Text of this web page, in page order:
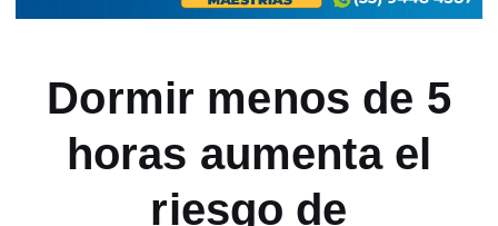
Dormir menos de 5
horas aumenta el
riesgo de